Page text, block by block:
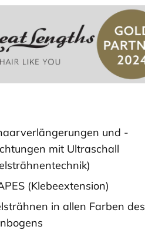
und -
mit Ultraschall
(Klebeextension)
in allen Farben des